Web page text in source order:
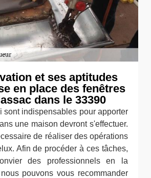
et ses aptitudes
en place des fenêtres
dans le 33390
sont indispensables pour apporter
une maison devront s'effectuer.
de réaliser des opérations
Afin de procéder à ces tâches,
des professionnels en la
pouvons vous recommander